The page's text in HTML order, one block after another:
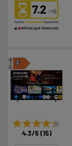
7.2
F
A
G
★★★★★
★★★★★
4.3/5 (15)